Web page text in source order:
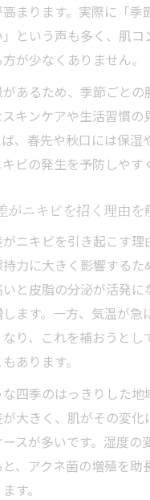
まります。実際に「季
という声も多く、肌コ
が少なくありません。
あるため、季節ごと
キンケアや生活習慣の
、春先や秋口には保湿
ビの発生を予防しやす
がニキビを招く理由を
ニキビを引き起こす理
力に大きく影響するた
と皮脂の分泌が活発に
ます。一方、気温が急
り、これを補おうとし
あります。
四季のはっきりした地
大きく、肌がその変化
スが多いです。湿度の
、アクネ菌の増殖を助
す。